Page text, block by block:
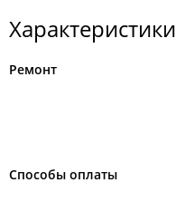
Характеристики
Ремонт
Способы оплаты